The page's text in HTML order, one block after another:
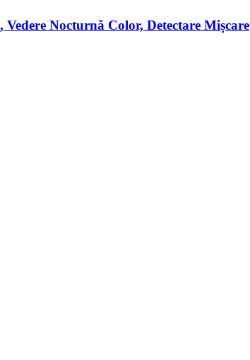
Nocturnă Color, Detectare Mișcare